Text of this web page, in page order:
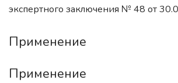
экспертного заключения № 48 от
Применение
Применение